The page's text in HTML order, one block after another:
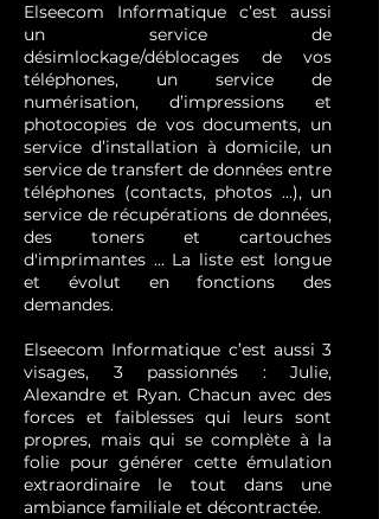
Elseecom Informatique c’est aussi
un service de
désimlockage/déblocages de vos
téléphones, un service de
numérisation, d’impressions et
photocopies de vos documents, un
service d’installation à domicile, un
service de transfert de données entre
téléphones (contacts, photos ...), un
service de récupérations de données,
des toners et cartouches
d'imprimantes ... La liste est longue
et évolut en fonctions des
demandes.
Elseecom Informatique c’est aussi 3
visages, 3 passionnés : Julie,
Alexandre et Ryan. Chacun avec des
forces et faiblesses qui leurs sont
propres, mais qui se complète à la
folie pour générer cette émulation
extraordinaire le tout dans une
ambiance familiale et décontractée.